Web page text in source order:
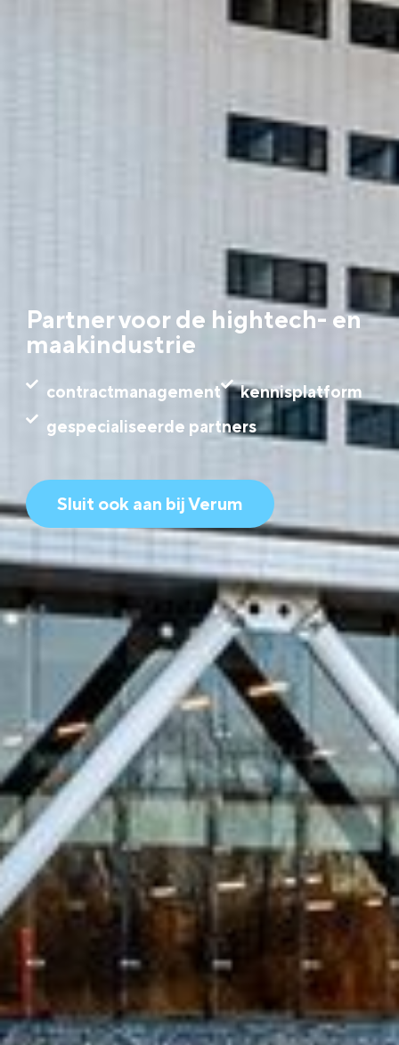
Partner voor de hightech- en
maakindustrie
contractmanagement
kennisplatform
gespecialiseerde partners
Sluit ook aan bij Verum